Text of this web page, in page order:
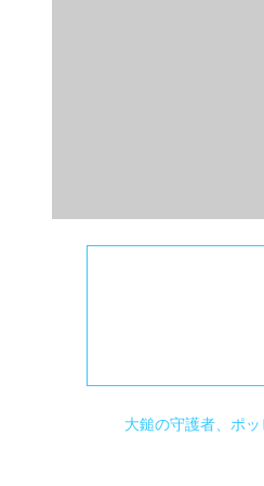
大鎚の守護者、ポッ